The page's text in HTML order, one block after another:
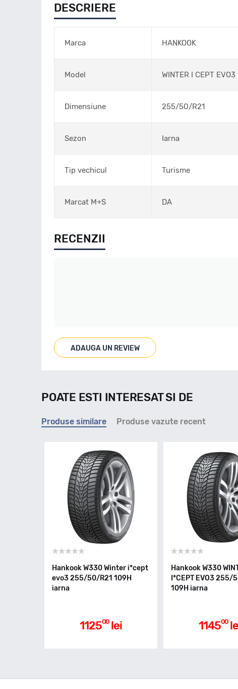
DESCRIERE
Marca HANKOOK
Model WINTER I CEPT
Dimensiune 255/50/R21
Sezon Iarna
Tip vechicul Turisme
Marcat M+S DA
RECENZII
ADAUGA UN REVIEW
POATE ESTI INTERESAT SI DE
Produse similare Produse vazute recent
Hankook W330 Winter i*cept
evo3 255/50/R21 109H
iarna
112500 lei
Hankook W330
I*CEPT EVO3 255/
109H iarna
114500